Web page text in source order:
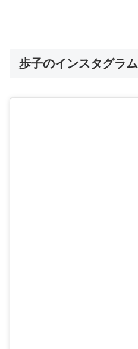
歩子のインスタグラム